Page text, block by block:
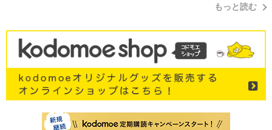
もっと読む